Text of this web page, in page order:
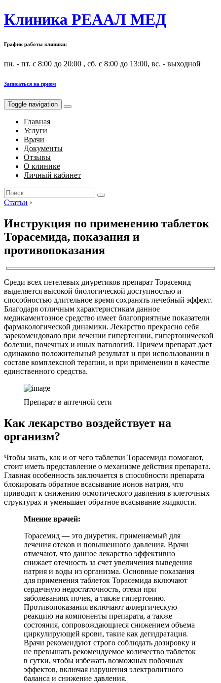
Клиника РЕААЛ МЕД
График работы клиники:
пн. - пт. с 8:00 до 20:00 , сб. с 8:00 до 13:00, вс. - выходной
Записаться на прием
Toggle navigation
Главная
Услуги
Врачи
Документы
Отзывы
О клинике
Личный кабинет
Search
for:
Статьи ›
Инструкция по применению таблеток
Торасемида, показания и
противопоказания
Среди всех петелевых диуретиков препарат Торасемид
выделяется высокой биологической доступностью и
способностью длительное время сохранять лечебный эффект.
Благодаря отличным характеристикам данное
медикаментозное средство имеет благоприятные показатели
фармакологической динамики. Лекарство прекрасно себя
зарекомендовало при лечении гипертензии, гипертонической
болезни, почечных и иных патологий. Причем препарат дает
одинаково положительный результат и при использовании в
составе комплексной терапии, и при применении в качестве
единственного средства.
Препарат в аптечной сети
Как лекарство воздействует на
организм?
Чтобы знать, как и от чего таблетки Торасемида помогают,
стоит иметь представление о механизме действия препарата.
Главная особенность заключается в способности препарата
блокировать обратное всасывание ионов натрия, что
приводит к снижению осмотического давления в клеточных
структурах и уменьшает обратное всасывание жидкости.
Мнение врачей:
Торасемид — это диуретик, применяемый для
лечения отеков и повышенного давления. Врачи
отмечают, что данное лекарство эффективно
снижает отечность за счет увеличения выведения
натрия и воды из организма. Основные показания
для применения таблеток Торасемида включают
сердечную недостаточность, отеки при
заболеваниях почек, а также гипертонию.
Противопоказания включают аллергическую
реакцию на компоненты препарата, а также
состояния, сопровождающиеся снижением объема
циркулирующей крови, такие как дегидратация.
Врачи рекомендуют строго соблюдать дозировку и
не превышать рекомендуемое количество таблеток
в сутки, чтобы избежать возможных побочных
эффектов, включая нарушения электролитного
баланса и снижение давления.